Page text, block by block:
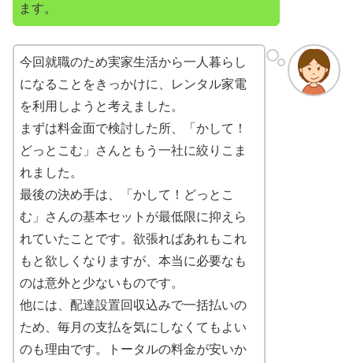
ます。
今回就職のため実家生活から一人暮らし
になることをきっかけに、レンタル家電
を利用しようと考えました。
まずは料金面で検討した所、「かして！
どっとこむ」さんともう一社に絞りこま
れました。
最後の決め手は、「かして！どっとこ
む」さんの基本セットが最低限に抑えら
れていたことです。欲張ればあれもこれ
もと欲しくなりますが、本当に必要なも
のは意外と少ないものです。
他には、配達設置回収込みで一括払いの
ため、毎月の支払を気にしなくてもよい
のも理由です。トータルの料金が安いか